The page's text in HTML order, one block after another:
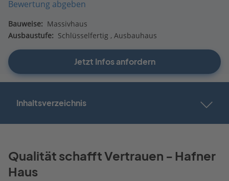
Bewertung abgeben
Bauweise: Massivhaus
Ausbaustufe: Schlüsselfertig Ausbauhaus
Jetzt Infos anfordern
Inhaltsverzeichnis
Qualität schafft Vertrauen - Hafner
Haus